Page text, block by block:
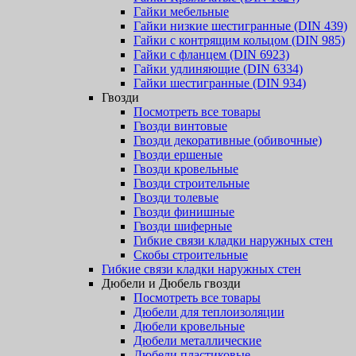
Гайки мебельные
Гайки низкие шестигранные (DIN 439)
Гайки с контрящим кольцом (DIN 985)
Гайки с фланцем (DIN 6923)
Гайки удлиняющие (DIN 6334)
Гайки шестигранные (DIN 934)
Гвозди
Посмотреть все товары
Гвозди винтовые
Гвозди декоративные (обивочные)
Гвозди ершеные
Гвозди кровельные
Гвозди строительные
Гвозди толевые
Гвозди финишные
Гвозди шиферные
Гибкие связи кладки наружных стен
Скобы строительные
Гибкие связи кладки наружных стен
Дюбели и Дюбель гвозди
Посмотреть все товары
Дюбели для теплоизоляции
Дюбели кровельные
Дюбели металлические